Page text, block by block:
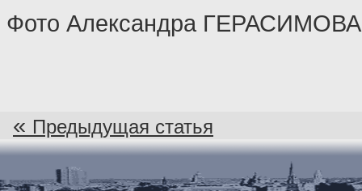
Фото Александра
« Предыдущая статья